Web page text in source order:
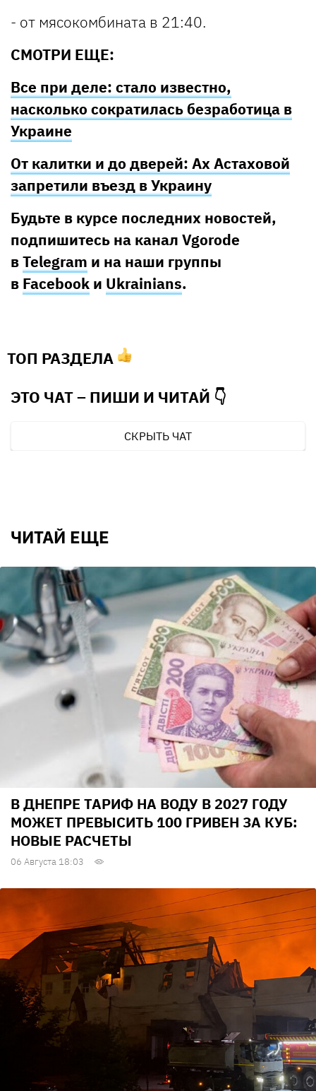
- от мясокомбината в 21:40.
СМОТРИ ЕЩЕ:
Все при деле: стало известно,
насколько сократилась безработица в
Украине
От калитки и до дверей: Ах Астаховой
запретили въезд в Украину
Будьте в курсе последних новостей,
подпишитесь на канал Vgorode
вTelegram и на наши группы
в Facebook и Ukrainians.
ТОП РАЗДЕЛА
ЭТО ЧАТ – ПИШИ И ЧИТАЙ 👇
СКРЫТЬ ЧАТ
ЧИТАЙ ЕЩЕ
В ДНЕПРЕ ТАРИФ НА ВОДУ В 2027 ГОДУ
МОЖЕТ ПРЕВЫСИТЬ 100 ГРИВЕН ЗА КУБ:
НОВЫЕ РАСЧЕТЫ
06 Августа 18:03